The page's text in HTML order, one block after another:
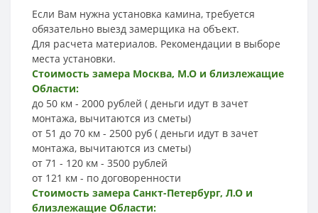
Если Вам нужна установка камина, требуется
обязательно выезд замерщика на объект.
Для расчета материалов. Рекомендации в выборе
места установки.
Стоимость замера Москва, М.О и близлежащие
Области:
до 50 км - 2000 рублей ( деньги идут в зачет
монтажа, вычитаются из сметы)
от 51 до 70 км - 2500 руб ( деньги идут в зачет
монтажа, вычитаются из сметы)
от 71 - 120 км - 3500 рублей
от 121 км - по договоренности
Стоимость замера Санкт-Петербург, Л.О и
близлежащие Области: